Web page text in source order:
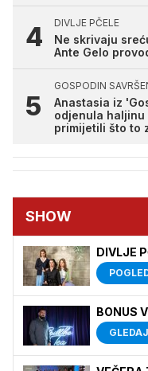
DIVLJE PČELE
Ne skrivaju
Ante Gelo
GOSPODIN
Anastasia iz
odjenula haljinu
primijetili što to
SHOW
DIVLJE
BONUS